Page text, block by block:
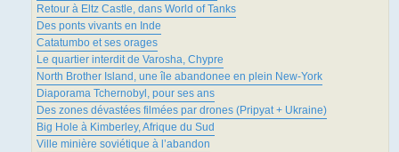
Retour à Eltz Castle, dans World of Tanks
Des ponts vivants en Inde
Catatumbo et ses orages
Le quartier interdit de Varosha, Chypre
North Brother Island, une île abandonee en plein New-York
Diaporama Tchernobyl, pour ses ans
Des zones dévastées filmées par drones (Pripyat + Ukraine)
Big Hole à Kimberley, Afrique du Sud
Ville minière soviétique à l’abandon